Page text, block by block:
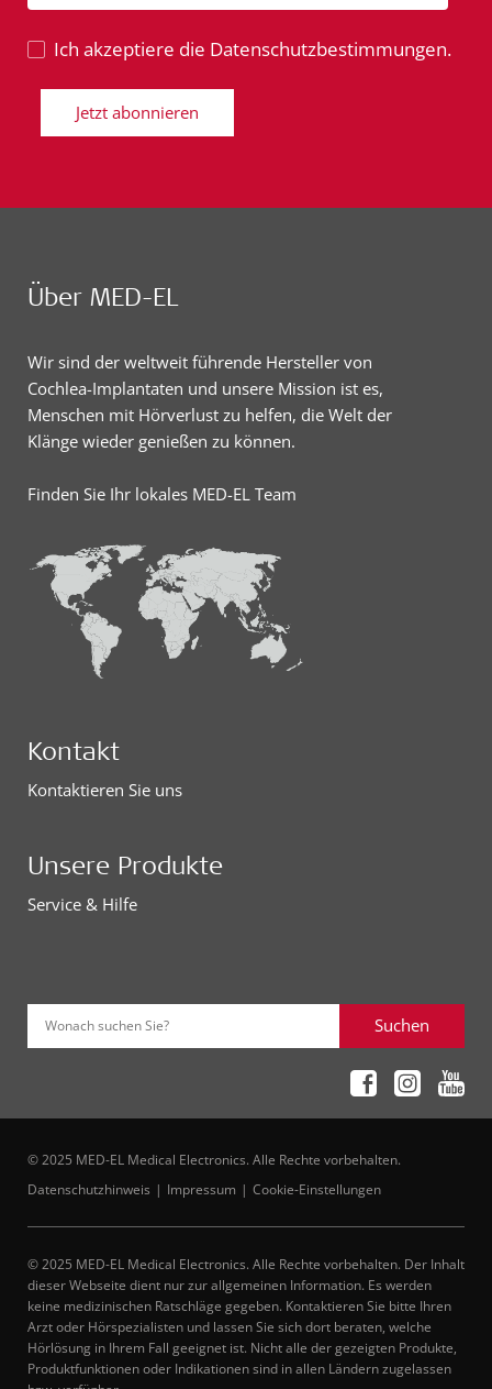
Ich akzeptiere die Datenschutzbestimmungen.
Jetzt abonnieren
Über MED-EL
Wir sind der weltweit führende Hersteller von
Cochlea-Implantaten und unsere Mission ist es,
Menschen mit Hörverlust zu helfen, die Welt der
Klänge wieder genießen zu können.
Finden Sie Ihr lokales MED-EL Team
Kontakt
Kontaktieren Sie uns
Unsere Produkte
Service & Hilfe
Wonach suchen Sie? Suchen
© 2025 MED-EL Medical Electronics. Alle Rechte vorbehalten.
Datenschutzhinweis
Impressum Cookie-Einstellungen
© 2025 MED-EL Medical Electronics. Alle Rechte vorbehalten. Der Inhalt
dieser Webseite dient nur zur allgemeinen Information. Es werden
keine medizinischen Ratschläge gegeben. Kontaktieren Sie bitte Ihren
Arzt oder Hörspezialisten und lassen Sie sich dort beraten, welche
Hörlösung in Ihrem Fall geeignet ist. Nicht alle der gezeigten Produkte,
Produktfunktionen oder Indikationen sind in allen Ländern zugelassen